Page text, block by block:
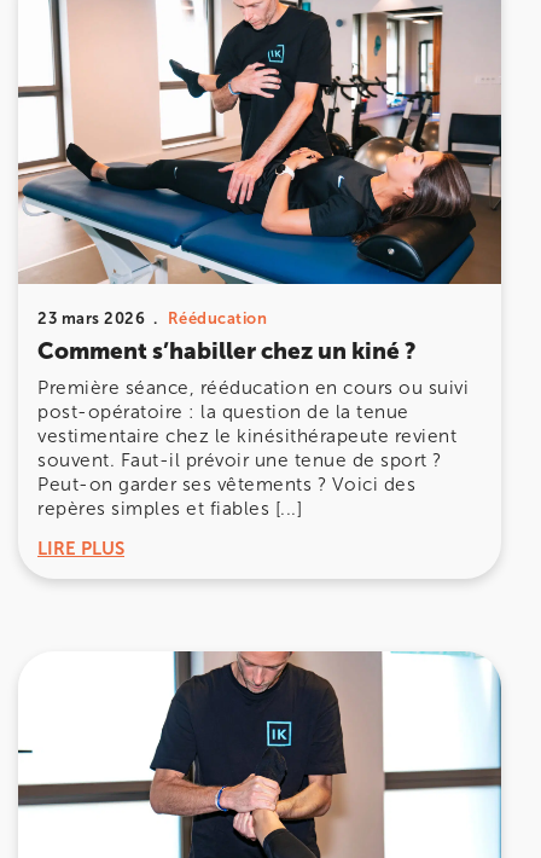
23 mars 2026 Rééducation
Comment s’habiller chez un kiné ?
Première séance, rééducation en cours ou suivi
post-opératoire : la question de la tenue
vestimentaire chez le kinésithérapeute revient
souvent. Faut-il prévoir une tenue de sport ?
Peut-on garder ses vêtements ? Voici des
repères simples et fiables [...]
LIRE PLUS